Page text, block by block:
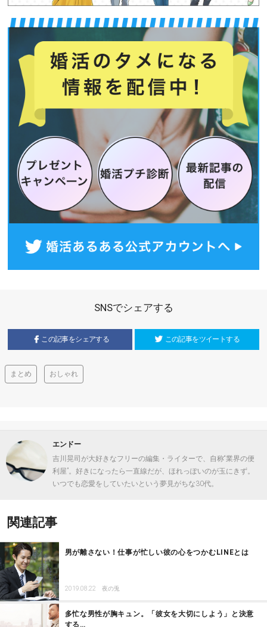
SNSでシェアする
この記事をシェアする この記事をツイートする
まとめ おしゃれ
エンドー
吉川晃司が大好きなフリーの編集・ライターで、自称“業界の便
利屋”。好きになったら一直線だが、ほれっぽいのが玉にきず。
いつでも恋愛をしていたいという夢見がちな30代。
関連記事
男が離さない！仕事が忙しい彼の心をつかむLINEとは
2019.08.22 夜の兎
多忙な男性が胸キュン。「彼女を大切にしよう」と決意
する…